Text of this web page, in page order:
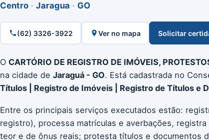
Centro · Jaragua · GO
(62) 3326-3922 Ver no mapa Solicitar
O CARTÓRIO DE REGISTRO DE IMÓVEIS,
na cidade de Jaraguá - GO. Está cadastrada no
Títulos | Registro de Imóveis | Registro de Títulos e
Entre os principais serviços executados estão:
registro), processa matrículas e averbações,
teor e de ônus reais; protesta títulos e documentos